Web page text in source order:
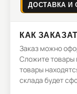
ДОСТАВКА И
КАК
Заказ можно
Сложите товары
товары
склада будет